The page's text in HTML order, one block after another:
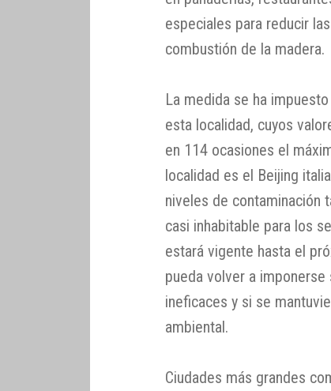
especiales para reducir
combustión de la madera.
La medida se ha
esta localidad, cuyos
en 114 ocasiones el
localidad es el Beijing
niveles de contaminación
casi inhabitable para los
estará vigente hasta el
pueda volver a
ineficaces y si se
ambiental.
Ciudades más grandes